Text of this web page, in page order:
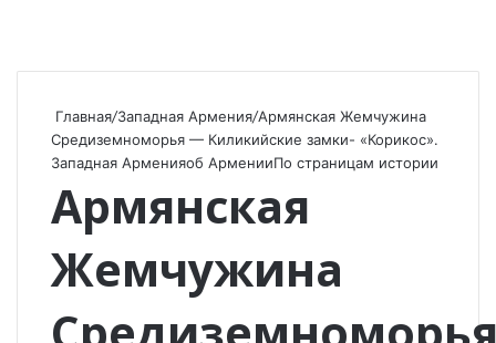
Главная/Западная Армения/Армянская Жемчужина
Средиземноморья — Киликийские замки- «Корикос».
Западная Арменияоб АрменииПо страницам истории
Армянская
Жемчужина